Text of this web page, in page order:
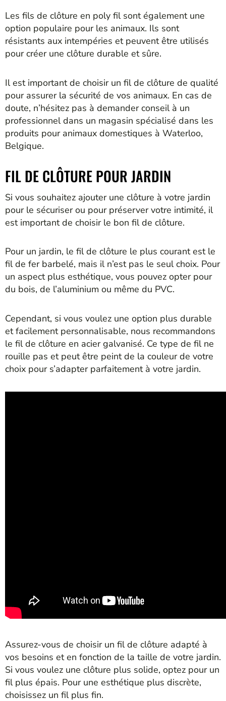
Les fils de clôture en poly fil sont également une
option populaire pour les animaux. Ils sont
résistants aux intempéries et peuvent être utilisés
pour créer une clôture durable et sûre.
Il est important de choisir un fil de clôture de qualité
pour assurer la sécurité de vos animaux. En cas de
doute, n’hésitez pas à demander conseil à un
professionnel dans un magasin spécialisé dans les
produits pour animaux domestiques à Waterloo,
Belgique.
FIL DE CLÔTURE POUR JARDIN
Si vous souhaitez ajouter une clôture à votre jardin
pour le sécuriser ou pour préserver votre intimité, il
est important de choisir le bon fil de clôture.
Pour un jardin, le fil de clôture le plus courant est le
fil de fer barbelé, mais il n’est pas le seul choix. Pour
un aspect plus esthétique, vous pouvez opter pour
du bois, de l’aluminium ou même du PVC.
Cependant, si vous voulez une option plus durable
et facilement personnalisable, nous recommandons
le fil de clôture en acier galvanisé. Ce type de fil ne
rouille pas et peut être peint de la couleur de votre
choix pour s’adapter parfaitement à votre jardin.
Assurez-vous de choisir un fil de clôture adapté à
vos besoins et en fonction de la taille de votre jardin.
Si vous voulez une clôture plus solide, optez pour un
fil plus épais. Pour une esthétique plus discrète,
choisissez un fil plus fin.